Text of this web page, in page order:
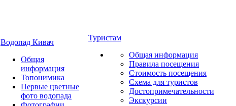
Водопад Кивач
Общая
информация
Топонимика
Первые цветные
фото водопада
Туристам
Общая информация
Правила посещения
Стоимость посещения
Схема для туристов
Достопримечательности
Экскурсии